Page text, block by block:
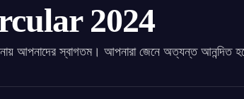
2024
আপনাদের স্বাগতম। আপনারা জেনে অত্যন্ত আনন্দিত